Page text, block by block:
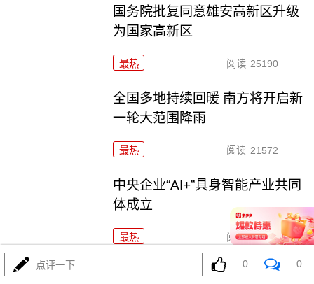
国务院批复同意雄安高新区升级
为国家高新区
最热 阅读 25190
全国多地持续回暖 南方将开启新
一轮大范围降雨
最热 阅读 21572
中央企业“AI+”具身智能产业共同
体成立
最热 阅读 25346
最高检：持续深化检校合作育人
点评一下 0 0